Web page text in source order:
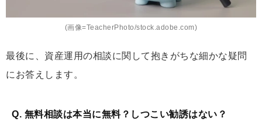
(画像=TeacherPhoto/stock.adobe.com)
最後に、資産運用の相談に関して抱きがちな細かな疑問
にお答えします。
Q. 無料相談は本当に無料？しつこい勧誘はない？